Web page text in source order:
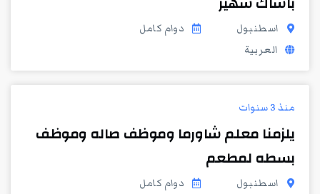
اسطنبول
دوام كامل
العربية
منذ 3 سنوات
يلزمنا معلم شاورما وموظف صاله وموظف
بسطه لمطعم
اسطنبول
دوام كامل